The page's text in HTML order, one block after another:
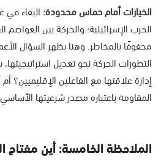
الخيارات أمام حماس محدودة: البقاء في
الحرب الإسرائيلية؛ والحركة بين العواصم
محفوفًا بالمخاطر. وهنا يظهر السؤال
التطورات الحركة نحو تعديل
إدارة علاقتها مع الفاعلين
المقاومة باعتباره مصدر شرعيتها
الملاحظة الخامسة: أين مفتاح